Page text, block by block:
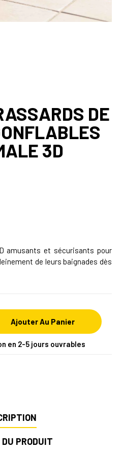
DE
3D
amusants et sécurisants pour
de leurs baignades dès
Ajouter Au Panier
en 2-5 jours ouvrables
PRODUIT